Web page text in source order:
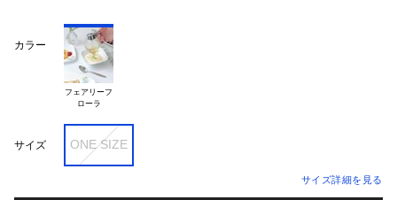
カラー
フェアリーフ
サイズ ONE SIZE
サイズ詳細を見る